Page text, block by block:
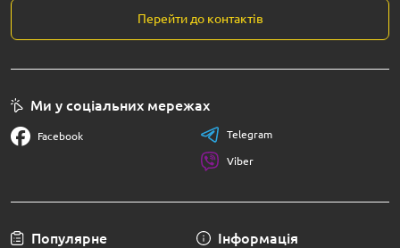
Перейти до контактів
Популярне Інформація
Ми у соціальних мережах
Facebook Telegram
Viber